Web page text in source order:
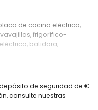
de cocina eléctrica,
frigorífico-
batidora,
y sofá cama
baño en suite y aire
de seguridad de €
consulte nuestras